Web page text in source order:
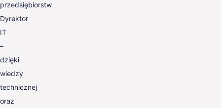
przedsiębiorstw
Dyrektor
IT
–
dzięki
wiedzy
technicznej
oraz